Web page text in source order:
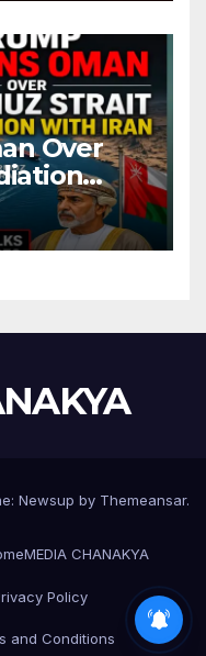
Over
Newsup by Themeansar.
MEDIA CHANAKYA
Policy
and Conditions